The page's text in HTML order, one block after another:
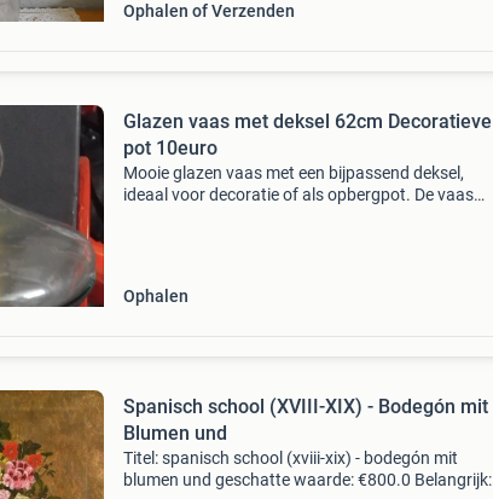
Ophalen of Verzenden
Glazen vaas met deksel 62cm Decoratieve
pot 10euro
Mooie glazen vaas met een bijpassend deksel,
ideaal voor decoratie of als opbergpot. De vaas
Ophalen
Spanisch school (XVIII-XIX) - Bodegón mit
Blumen und
Titel: spanisch school (xviii-xix) - bodegón mit
blumen und geschatte waarde: €800.0 Belangrijk: